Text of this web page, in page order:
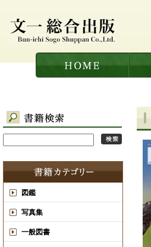
図鑑
写真集
一般図書